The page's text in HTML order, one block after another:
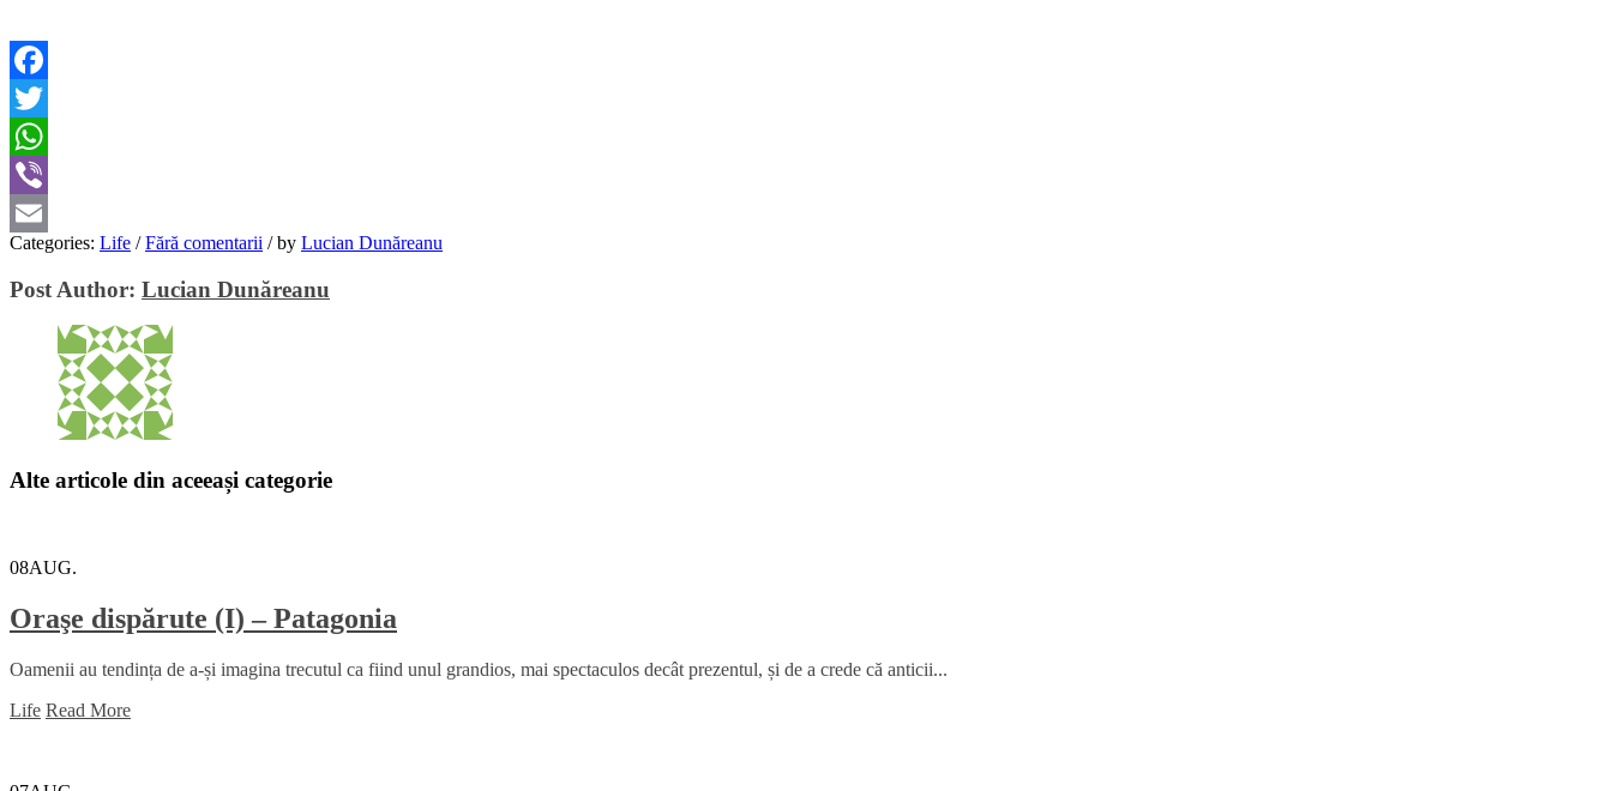
Facebook
Twitter
WhatsApp
Viber
Email
Categories: Life / Fără comentarii /by Lucian Dunăreanu
Post Author: Lucian Dunăreanu
Alte articole din aceeași categorie
08AUG.
Oraşe dispărute (I) – Patagonia
Oamenii au tendința de a-și imagina trecutul ca fiind unul grandios, mai spectaculos decât prezentul, și de a crede că anticii...
Life Read More